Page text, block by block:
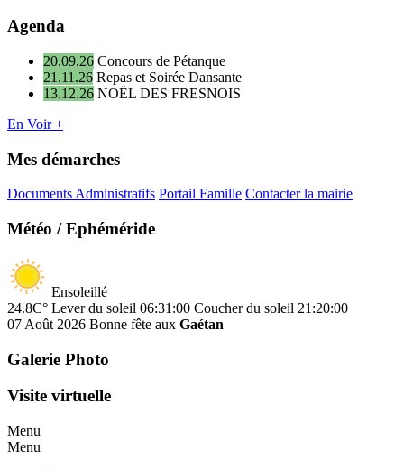
Agenda
20.09.26 Concours de Pétanque
21.11.26 Repas et Soirée Dansante
13.12.26 NOËL DES FRESNOIS
En Voir +
Mes démarches
Documents Administratifs Portail Famille Contacter la mairie
Météo / Ephéméride
Ensoleillé
24.8C° Lever du soleil 06:31:00 Coucher du soleil 21:20:00
07 Août 2026 Bonne fête aux Gaétan
Galerie Photo
Visite virtuelle
Menu
Menu